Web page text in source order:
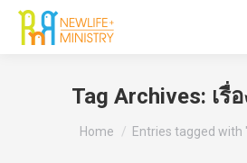
Tag Archives: เรื่
You are here:
Home Entries tagged with